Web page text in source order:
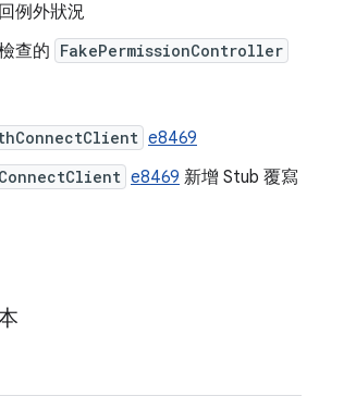
例外狀況
查的 FakePermissionController
e8469
e8469 新增 Stub 覆寫